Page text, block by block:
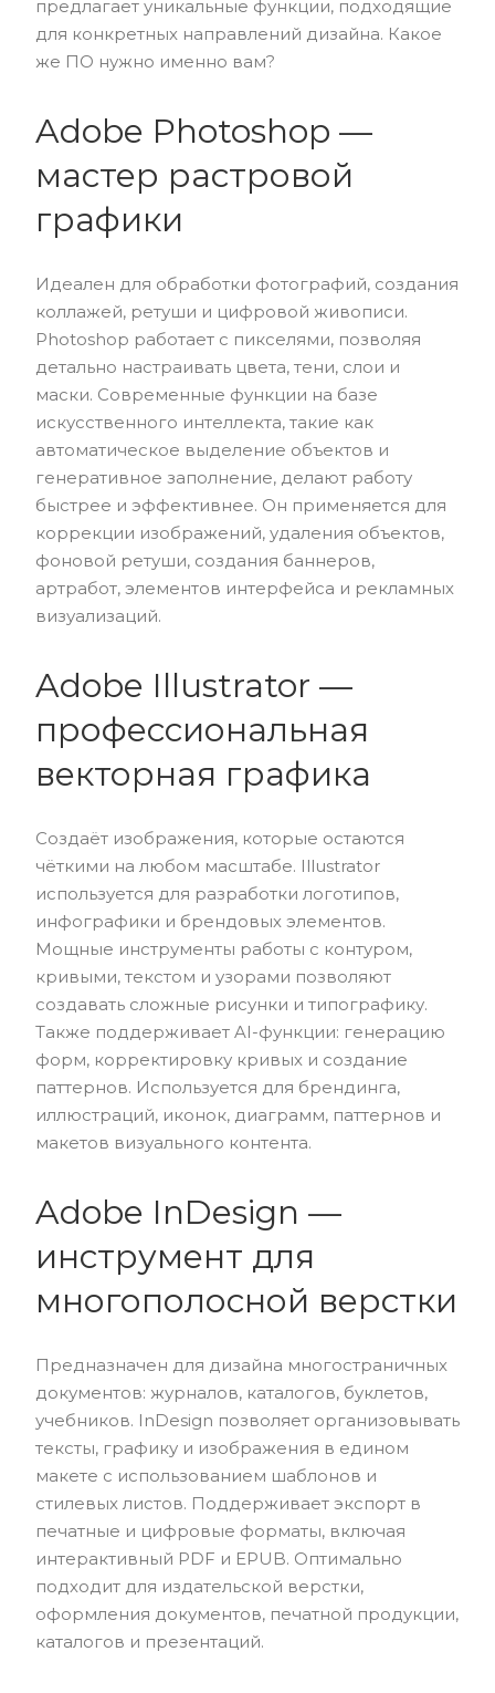
предлагает уникальные функции, подходящие
для конкретных направлений дизайна. Какое
же ПО нужно именно вам?
Adobe Photoshop —
мастер растровой
графики
Идеален для обработки фотографий, создания
коллажей, ретуши и цифровой живописи.
Photoshop работает с пикселями, позволяя
детально настраивать цвета, тени, слои и
маски. Современные функции на базе
искусственного интеллекта, такие как
автоматическое выделение объектов и
генеративное заполнение, делают работу
быстрее и эффективнее. Он применяется для
коррекции изображений, удаления объектов,
фоновой ретуши, создания баннеров,
артработ, элементов интерфейса и рекламных
визуализаций.
Adobe Illustrator —
профессиональная
векторная графика
Создаёт изображения, которые остаются
чёткими на любом масштабе. Illustrator
используется для разработки логотипов,
инфографики и брендовых элементов.
Мощные инструменты работы с контуром,
кривыми, текстом и узорами позволяют
создавать сложные рисунки и типографику.
Также поддерживает AI-функции: генерацию
форм, корректировку кривых и создание
паттернов. Используется для брендинга,
иллюстраций, иконок, диаграмм, паттернов и
макетов визуального контента.
Adobe InDesign —
инструмент для
многополосной верстки
Предназначен для дизайна многостраничных
документов: журналов, каталогов, буклетов,
учебников. InDesign позволяет организовывать
тексты, графику и изображения в едином
макете с использованием шаблонов и
стилевых листов. Поддерживает экспорт в
печатные и цифровые форматы, включая
интерактивный PDF и EPUB. Оптимально
подходит для издательской верстки,
оформления документов, печатной продукции,
каталогов и презентаций.